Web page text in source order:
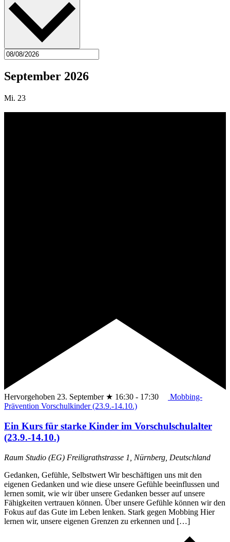
September 2026
Mi. 23
Hervorgehoben 23. September ★ 16:30 - 17:30
Mobbing-
Prävention Vorschulkinder (23.9.-14.10.)
Ein Kurs für starke Kinder im Vorschulschulalter
(23.9.-14.10.)
Raum Studio (EG) Freiligrathstrasse 1, Nürnberg, Deutschland
Gedanken, Gefühle, Selbstwert Wir beschäftigen uns mit den
eigenen Gedanken und wie diese unsere Gefühle beeinflussen und
lernen somit, wie wir über unsere Gedanken besser auf unsere
Fähigkeiten vertrauen können. Über unsere Gefühle können wir den
Fokus auf das Gute im Leben lenken. Stark gegen Mobbing Hier
lernen wir, unsere eigenen Grenzen zu erkennen und […]